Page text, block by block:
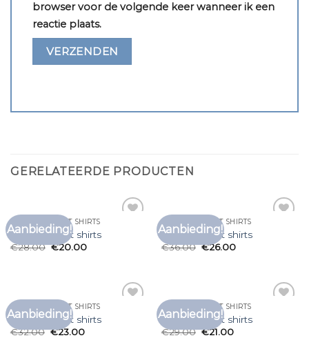
browser voor de volgende keer wanneer ik een
reactie plaats.
GERELATEERDE PRODUCTEN
Aanbieding!
LEUKE HEREN T SHIRTS
leuke heren t shirts
€28.00 €20.00
Aanbieding!
LEUKE HEREN T SHIRTS
leuke heren t shirts
€36.00 €26.00
Aanbieding!
LEUKE HEREN T SHIRTS
leuke heren t shirts
€32.00 €23.00
Aanbieding!
LEUKE HEREN T SHIRTS
leuke heren t shirts
€29.00 €21.00